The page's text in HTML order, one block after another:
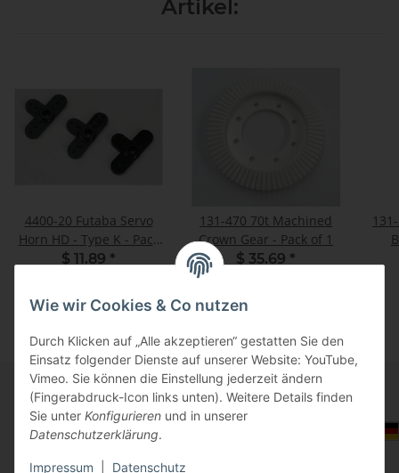
Artikel:
4400-20 Futaba Servo
Horn HD - Type K - Pack
of 3
$ 11.89 *
131-470 70t Machined
Crown Gear - Pack of 1
$ 35.69 *
Informationen
Wie wir Cookies & Co nutzen
Durch Klicken auf „Alle akzeptieren“ gestatten Sie den
Einsatz folgender Dienste auf unserer Website: YouTube,
Vimeo. Sie können die Einstellung jederzeit ändern
(Fingerabdruck-Icon links unten). Weitere Details finden
Sie unter Konfigurieren und in unserer
Datenschutzerklärung.
Impressum Datenschutz